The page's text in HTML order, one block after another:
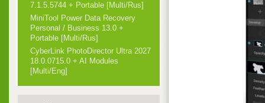
7.1.5.5744 + Portable [Multi/Rus]
MiniTool Power Data Recovery
Personal / Business 13.0 +
Portable [Multi/Rus]
CyberLink PhotoDirector Ultra 2027
18.0.0715.0 + AI Modules
[Multi/Eng]